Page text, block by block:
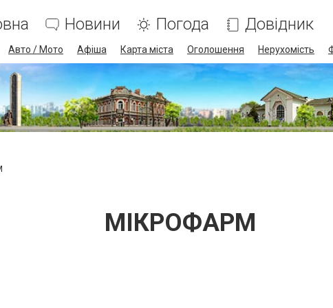
Новини Погода Довідник
Авто / Мото Афіша Карта міста Оголошення Нерухомість
МІКРОФАРМ